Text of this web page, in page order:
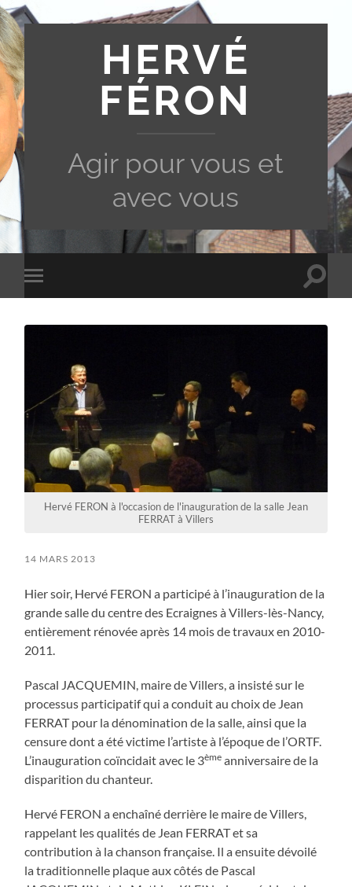
HERVÉ
FÉRON
Agir pour vous et
avec vous
Toggle
mobile
Toggle
Hervé FERON à l'occasion de l'inauguration de la salle Jean
FERRAT à Villers
14 MARS 2013
Hier soir, Hervé FERON a participé à l’inauguration de la
grande salle du centre des Ecraignes à Villers-lès-Nancy,
entièrement rénovée après 14 mois de travaux en 2010-
2011.
Pascal JACQUEMIN, maire de Villers, a insisté sur le
processus participatif qui a conduit au choix de Jean
FERRAT pour la dénomination de la salle, ainsi que la
censure dont a été victime l’artiste à l’époque de l’ORTF.
L’inauguration coïncidait avec le 3ème anniversaire de la
disparition du chanteur.
Hervé FERON a enchaîné derrière le maire de Villers,
rappelant les qualités de Jean FERRAT et sa
contribution à la chanson française. Il a ensuite dévoilé
la traditionnelle plaque aux côtés de Pascal